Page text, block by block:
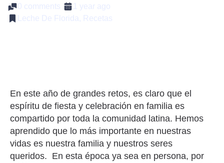
0 comments
1 year ago
Leche De Florida, Recetas
En este año de grandes retos, es claro que el
espíritu de fiesta y celebración en familia es
compartido por toda la comunidad latina. Hemos
aprendido que lo más importante en nuestras
vidas es nuestra familia y nuestros seres
queridos. En esta época ya sea en persona, por